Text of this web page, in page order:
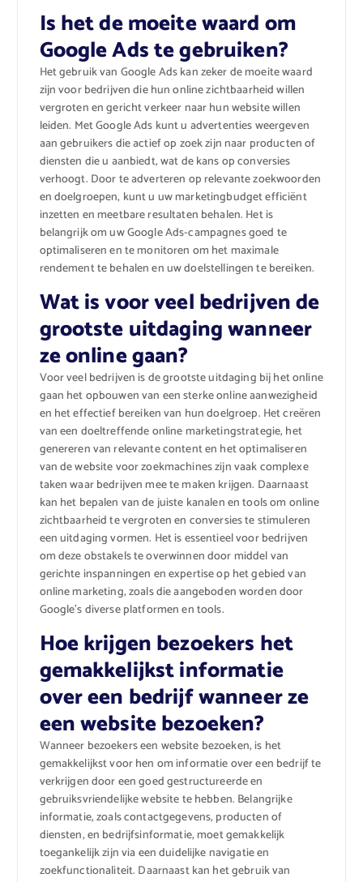
Is het de moeite waard om
Google Ads te gebruiken?
Het gebruik van Google Ads kan zeker de moeite waard
zijn voor bedrijven die hun online zichtbaarheid willen
vergroten en gericht verkeer naar hun website willen
leiden. Met Google Ads kunt u advertenties weergeven
aan gebruikers die actief op zoek zijn naar producten of
diensten die u aanbiedt, wat de kans op conversies
verhoogt. Door te adverteren op relevante zoekwoorden
en doelgroepen, kunt u uw marketingbudget efficiënt
inzetten en meetbare resultaten behalen. Het is
belangrijk om uw Google Ads-campagnes goed te
optimaliseren en te monitoren om het maximale
rendement te behalen en uw doelstellingen te bereiken.
Wat is voor veel bedrijven de
grootste uitdaging wanneer
ze online gaan?
Voor veel bedrijven is de grootste uitdaging bij het online
gaan het opbouwen van een sterke online aanwezigheid
en het effectief bereiken van hun doelgroep. Het creëren
van een doeltreffende online marketingstrategie, het
genereren van relevante content en het optimaliseren
van de website voor zoekmachines zijn vaak complexe
taken waar bedrijven mee te maken krijgen. Daarnaast
kan het bepalen van de juiste kanalen en tools om online
zichtbaarheid te vergroten en conversies te stimuleren
een uitdaging vormen. Het is essentieel voor bedrijven
om deze obstakels te overwinnen door middel van
gerichte inspanningen en expertise op het gebied van
online marketing, zoals die aangeboden worden door
Google’s diverse platformen en tools.
Hoe krijgen bezoekers het
gemakkelijkst informatie
over een bedrijf wanneer ze
een website bezoeken?
Wanneer bezoekers een website bezoeken, is het
gemakkelijkst voor hen om informatie over een bedrijf te
verkrijgen door een goed gestructureerde en
gebruiksvriendelijke website te hebben. Belangrijke
informatie, zoals contactgegevens, producten of
diensten, en bedrijfsinformatie, moet gemakkelijk
toegankelijk zijn via een duidelijke navigatie en
zoekfunctionaliteit. Daarnaast kan het gebruik van